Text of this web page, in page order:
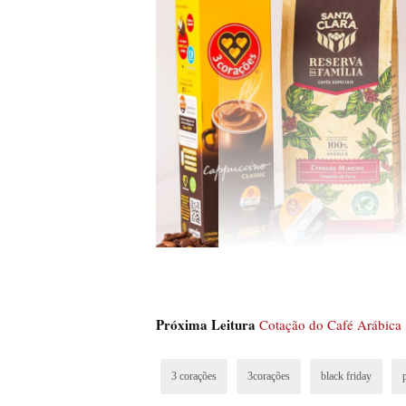
Confira estas promoções de
Próxima Leitura Cotação do Café Arábica
3 corações 3corações black friday